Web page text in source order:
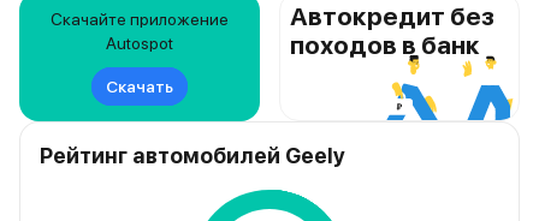
Скачайте приложение
Autospot
Скачать
Автокредит без
походов в банк
Рейтинг автомобилей Geely